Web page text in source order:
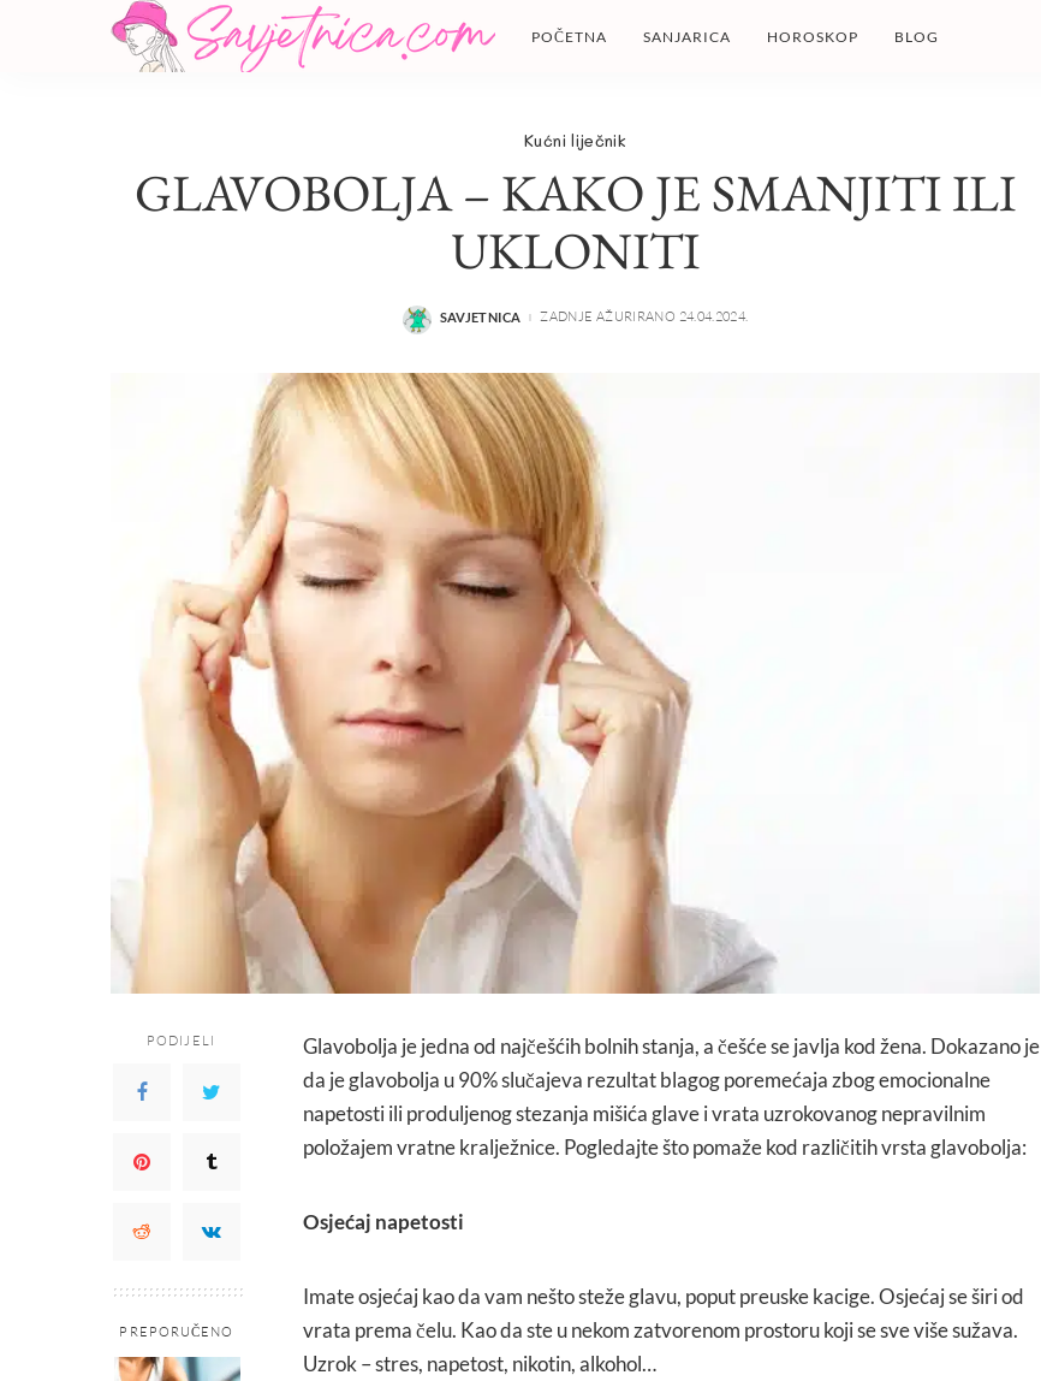
POČETNA SANJARICA HOROSKOP BLOG
Kućni liječnik
GLAVOBOLJA – KAKO JE SMANJITI ILI
UKLONITI
POSTED
SAVJETNICA ZADNJE AŽURIRANO 24.04.2024.
PODIJELI
PREPORUČENO
Glavobolja je jedna od najčešćih bolnih stanja, a češće se javlja kod žena. Dokazano je
da je glavobolja u 90% slučajeva rezultat blagog poremećaja zbog emocionalne
napetosti ili produljenog stezanja mišića glave i vrata uzrokovanog nepravilnim
položajem vratne kralježnice. Pogledajte što pomaže kod različitih vrsta glavobolja:
Osjećaj napetosti
Imate osjećaj kao da vam nešto steže glavu, poput preuske kacige. Osjećaj se širi od
vrata prema čelu. Kao da ste u nekom zatvorenom prostoru koji se sve više sužava.
Uzrok – stres, napetost, nikotin, alkohol…